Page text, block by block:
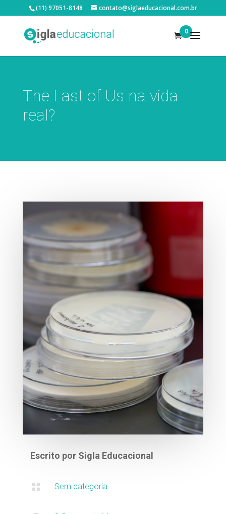
(11) 97051-8148 contato@siglaeducacional.com.br
0
The Last of Us na vida
real?
Escrito por Sigla Educacional
 Sem categoria